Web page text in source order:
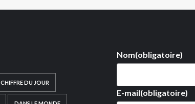
CHIFFRE DU JOUR
Nom(obligatoire)
E-mail(obligatoire)